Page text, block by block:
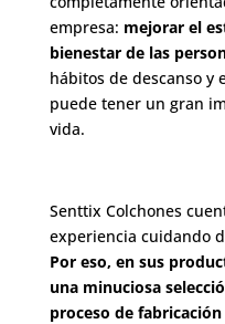
empresa: mejorar el
bienestar de las
hábitos de descanso y
puede tener un gran
vida.
Senttix Colchones
experiencia cuidando
Por eso, en sus
una minuciosa
proceso de